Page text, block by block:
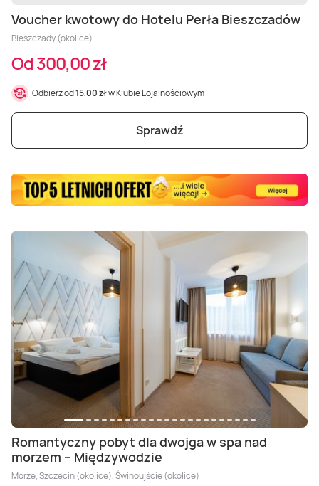
Voucher kwotowy do Hotelu Perła Bieszczadów
Bieszczady (okolice)
Od 300,00 zł
Odbierz od15,00 złw Klubie Lojalnościowym
Sprawdź
Romantyczny pobyt dla dwojga w spa nad
morzem – Międzywodzie
Morze, Szczecin (okolice), Świnoujście (okolice)